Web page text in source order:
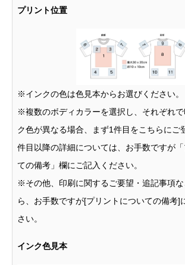
プリント位置
※インクの色は色見本からお選びください。
※複数のボディカラーを選択し、それぞれ
ク色が異なる場合、まず1件目をこちらにご
件目以降の詳細については、お手数ですが
ての備考」欄にご記入ください。
※その他、印刷に関するご要望・追記事項
ら、お手数ですが[プリントについての備考]
さい。
インク色見本